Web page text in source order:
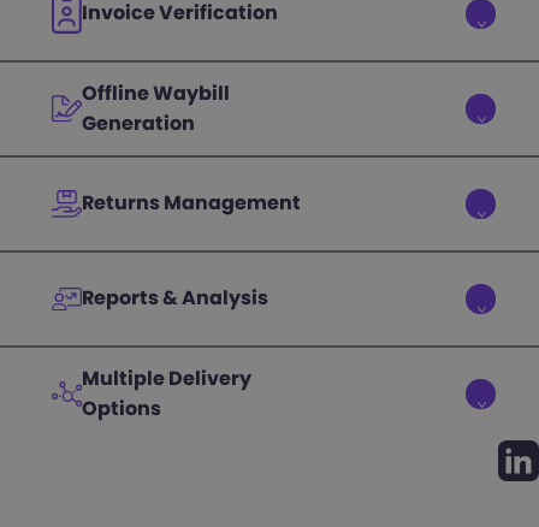
Invoice Verification
Offline Waybill
Generation
Returns Management
Reports & Analysis
Multiple Delivery
Options